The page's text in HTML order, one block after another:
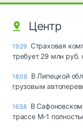
Центр
19:29 Страховая
требует 29 млн руб.
18:06 В Липецкой
грузовым
16:58 В
трассе М-1